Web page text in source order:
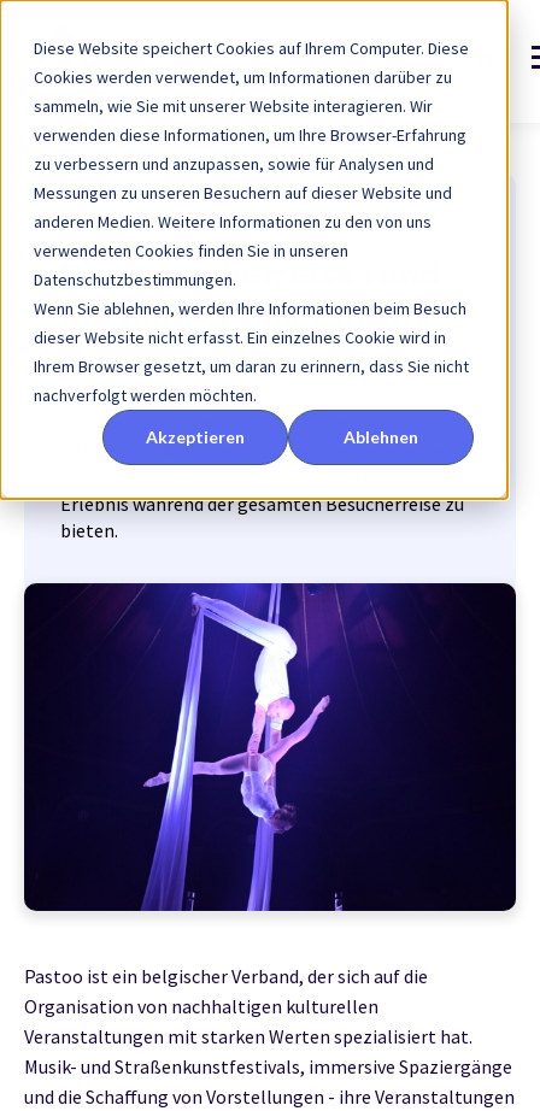
Diese Website speichert Cookies auf Ihrem Computer. Diese
Cookies werden verwendet, um Informationen darüber zu
sammeln, wie Sie mit unserer Website interagieren. Wir
verwenden diese Informationen, um Ihre Browser-Erfahrung
zu verbessern und anzupassen, sowie für Analysen und
Messungen zu unseren Besuchern auf dieser Website und
anderen Medien. Weitere Informationen zu den von uns
verwendeten Cookies finden Sie in unseren
Datenschutzbestimmungen.
Wenn Sie ablehnen, werden Ihre Informationen beim Besuch
dieser Website nicht erfasst. Ein einzelnes Cookie wird in
Ihrem Browser gesetzt, um daran zu erinnern, dass Sie nicht
nachverfolgt werden möchten.
Akzeptieren Ablehnen
Pastoo - Julia au Cabaret
Die Besucherreise rund
um eine Veranstaltung
erstellen
Erfahren Sie, wie die Veranstaltung
Cabaret
mit Arenametrix zusammengearbeitet
Erlebnis während der gesamten Besucherreise zu
bieten.
Pastoo ist ein belgischer Verband, der sich auf die
Organisation von nachhaltigen kulturellen
Veranstaltungen mit starken Werten spezialisiert hat.
Musik- und Straßenkunstfestivals, immersive Spaziergänge
und die Schaffung von Vorstellungen - ihre Veranstaltungen